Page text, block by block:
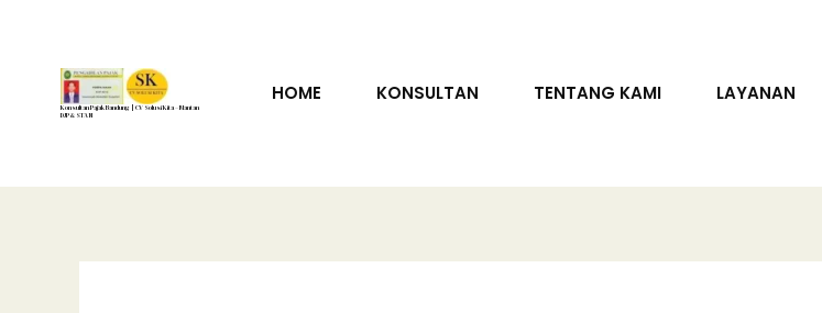
konten
Konsultan Pajak Bandung | CV Solusi Kita – Mantan
DJP & STAN
HOME KONSULTAN TENTANG KAMI LAYANAN